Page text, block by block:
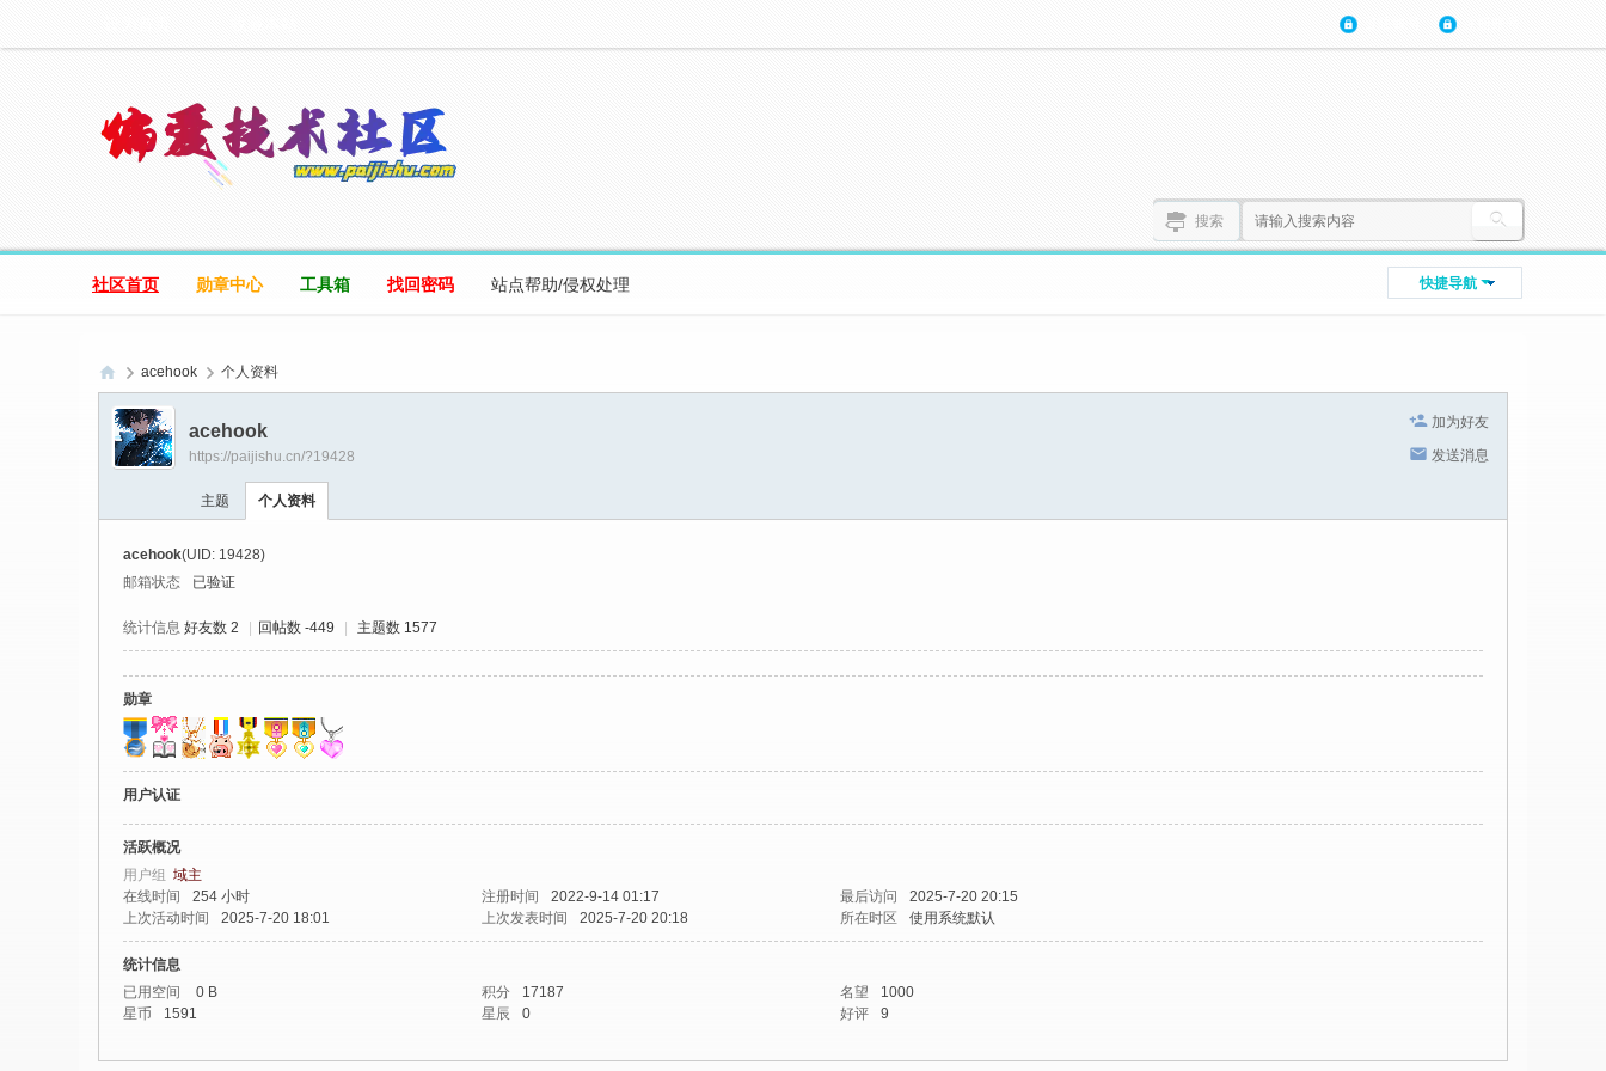
搜索
快捷导航
社区首页 勋章中心 工具箱 找回密码 站点帮助/侵权处理
偏
爱
技
-
acehook 个人资料
加为好友
发送消息
acehook
https://paijishu.cn/?19428
主题 个人资料
acehook(UID: 19428)
邮箱状态
已验证
统计信息 好友数 2 回帖数 -449 主题数 1577
勋章
用户认证
活跃概况
用户组 域主
在线时间
254 小时 注册时间 2022-9-14 01:17 最后访问
2025-7-20 20:15
上次活动时间
2025-7-20 18:01 上次发表时间 2025-7-20 20:18 所在时区 使用系统默认
统计信息
已用空间
0 B 积分 17187 名望
1000
星币
1591 星辰 0 好评 9